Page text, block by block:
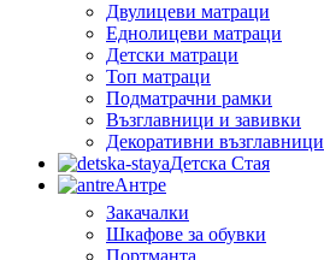
Двулицеви матраци
Еднолицеви матраци
Детски матраци
Топ матраци
Подматрачни рамки
Възглавници и завивки
Декоративни възглавници
Детска Стая
Антре
Закачалки
Шкафове за обувки
Портманта